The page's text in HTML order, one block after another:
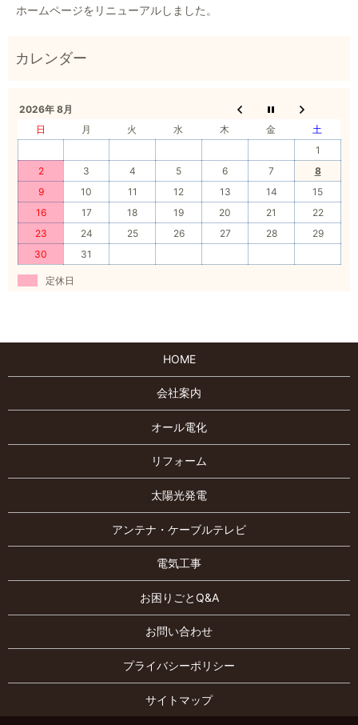
ホームページをリニューアルしました。
2026年 8月
日
月 火 水 木 金
土
1
2
3 4 5 6 7
8
9
10 11 12 13 14
15
16
17 18 19 20 21
22
23
24 25 26 27 28
29
30
31
定休日
HOME
会社案内
オール電化
リフォーム
太陽光発電
アンテナ・ケーブルテレビ
電気工事
お困りごとQ&A
お問い合わせ
プライバシーポリシー
サイトマップ